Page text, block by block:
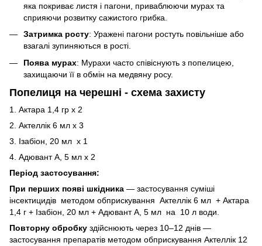
яка покриває листя і пагони, приваблюючи мурах та
сприяючи розвитку сажистого грибка.
Затримка росту: Уражені пагони ростуть повільніше або
взагалі зупиняються в рості.
Поява мурах: Мурахи часто співіснують з попелицею,
захищаючи її в обмін на медвяну росу.
Попелиця на черешні - схема захисту
1. Актара 1,4 гр х 2
2. Актеллік 6 мл х 3
3. Ізабіон, 20 мл х 1
4. Адювант А, 5 мл х 2
Період застосування:
При перших появі шкідника — застосування суміші
інсектицидів методом обприскування Актеллік 6 мл + Актара
1,4 г + Ізабіон, 20 мл + Адювант А, 5 мл на 10 л води.
Повторну обробку здійснюють через 10–12 днів —
застосування препаратів методом обприскування Актеллік 12